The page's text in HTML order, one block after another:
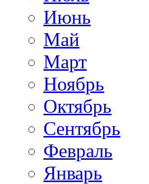
Июнь
Май
Март
Ноябрь
Октябрь
Сентябрь
Февраль
Январь